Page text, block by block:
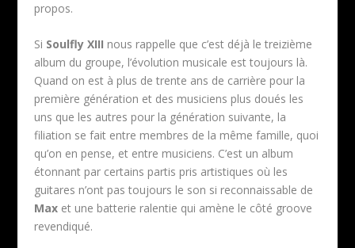
propos.
Si Soulfly XIII nous rappelle que c’est déjà le treizième
album du groupe, l’évolution musicale est toujours là.
Quand on est à plus de trente ans de carrière pour la
première génération et des musiciens plus doués les
uns que les autres pour la génération suivante, la
filiation se fait entre membres de la même famille, quoi
qu’on en pense, et entre musiciens. C’est un album
étonnant par certains partis pris artistiques où les
guitares n’ont pas toujours le son si reconnaissable de
Maxet une batterie ralentie qui amène le côté groove
revendiqué.